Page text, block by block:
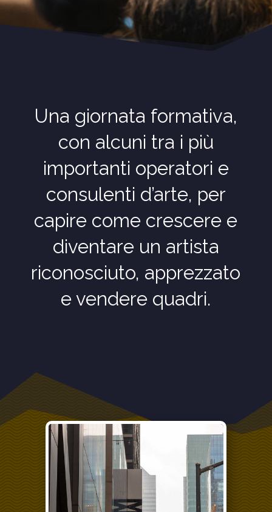
Una giornata formativa,
con alcuni tra i più
importanti operatori e
consulenti d’arte, per
capire come crescere e
diventare un artista
riconosciuto, apprezzato
e vendere quadri.